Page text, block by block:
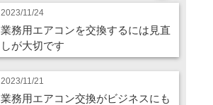
2023/11/24
業務用エアコンを交換するには見直
しが大切です
2023/11/21
業務用エアコン交換がビジネスにも